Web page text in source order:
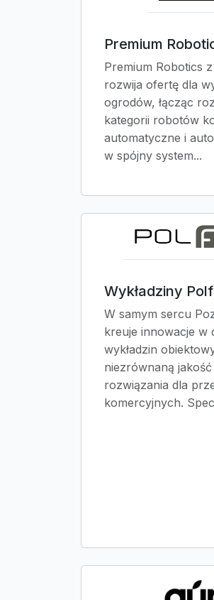
Premium
Premium Robotics
rozwija ofertę dla
ogrodów, łącząc
kategorii robotów
automatyczne i
w spójny system...
Wykładziny
W samym sercu
kreuje innowacje w
wykładzin
niezrównaną
rozwiązania dla
komercyjnych.